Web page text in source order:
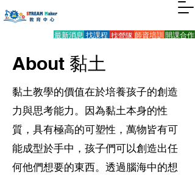
最新消息 找課程 找營隊 師資培訓開課合作
About 黏土
黏土教學的價值在於培養孩子的創造
力與思考能力。因為黏土本身的性
質，具有極高的可塑性，萬物皆有可
能成型於手中，孩子們可以創造出任
何他們想要的東西。透過腦海中的想